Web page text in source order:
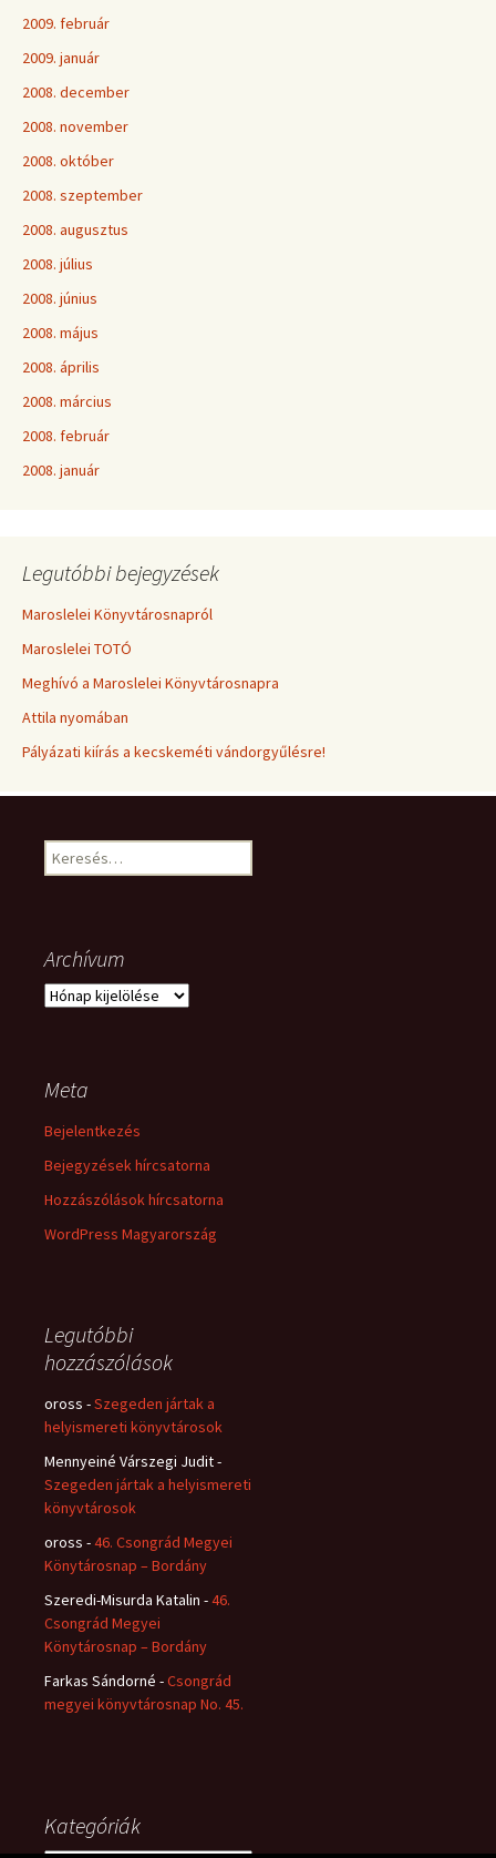
2009. február
2009. január
2008. december
2008. november
2008. október
2008. szeptember
2008. augusztus
2008. július
2008. június
2008. május
2008. április
2008. március
2008. február
2008. január
Legutóbbi bejegyzések
Maroslelei Könyvtárosnapról
Maroslelei TOTÓ
Meghívó a Maroslelei Könyvtárosnapra
Attila nyomában
Pályázati kiírás a kecskeméti vándorgyűlésre!
Keresés:
Archívum
Archívum
Meta
Bejelentkezés
Bejegyzések hírcsatorna
Hozzászólások hírcsatorna
WordPress Magyarország
Legutóbbi
hozzászólások
oross -Szegeden jártak a
helyismereti könyvtárosok
Mennyeiné Várszegi Judit-
Szegeden jártak a helyismereti
könyvtárosok
oross -46. Csongrád Megyei
Könytárosnap – Bordány
Szeredi-Misurda Katalin -46.
Csongrád Megyei
Könytárosnap – Bordány
Farkas Sándorné -Csongrád
megyei könyvtárosnap No. 45.
Kategóriák